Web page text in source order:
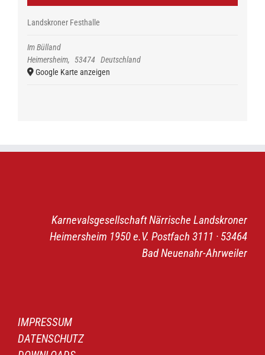
Landskroner Festhalle
Im Bülland
Heimersheim, 53474
Deutschland
Google Karte anzeigen
Karnevalsgesellschaft Närrische Landskroner
Heimersheim 1950 e.V. Postfach 3111 · 53464
Bad Neuenahr-Ahrweiler
IMPRESSUM
DATENSCHUTZ